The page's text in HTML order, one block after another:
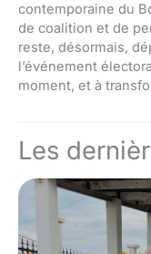
contemporaine du
de coalition et de
reste, désormais,
l’événement
moment, et à
Les